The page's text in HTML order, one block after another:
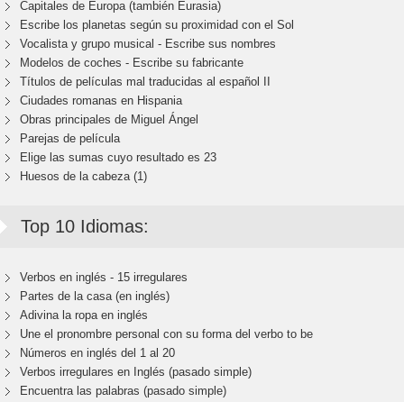
Capitales de Europa (también Eurasia)
Escribe los planetas según su proximidad con el Sol
Vocalista y grupo musical - Escribe sus nombres
Modelos de coches - Escribe su fabricante
Títulos de películas mal traducidas al español II
Ciudades romanas en Hispania
Obras principales de Miguel Ángel
Parejas de película
Elige las sumas cuyo resultado es 23
Huesos de la cabeza (1)
Top 10 Idiomas:
Verbos en inglés - 15 irregulares
Partes de la casa (en inglés)
Adivina la ropa en inglés
Une el pronombre personal con su forma del verbo to be
Números en inglés del 1 al 20
Verbos irregulares en Inglés (pasado simple)
Encuentra las palabras (pasado simple)